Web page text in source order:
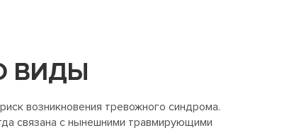
ВИДЫ
возникновения тревожного синдрома.
связана с нынешними травмирующими